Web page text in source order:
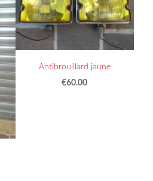
Antibrouillard jaune
€60.00